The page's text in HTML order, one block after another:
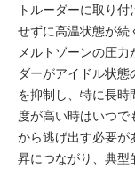
トルーダーに取り
せずに高温状態が続
メルトゾーンの圧
ダーがアイドル状
を抑制し、特に長
度が高い時はいつ
から逃げ出す必要が
昇につながり、典